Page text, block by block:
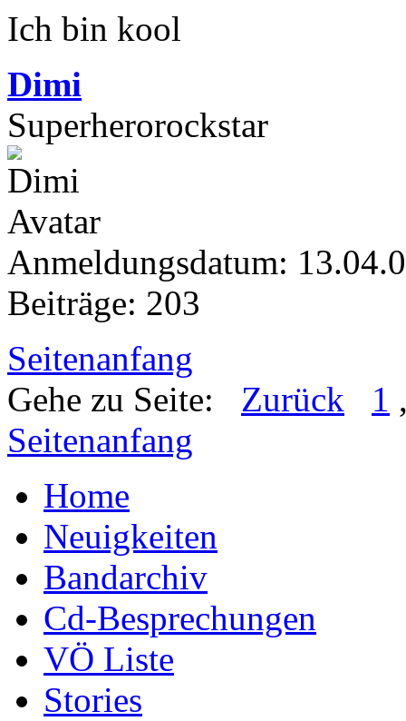
Ich bin kool
Dimi
Superherorockstar
Anmeldungsdatum:
Beiträge: 203
Seitenanfang
Gehe zu Seite: Zurück 1
Seitenanfang
Home
Neuigkeiten
Bandarchiv
Cd-Besprechungen
VÖ Liste
Stories